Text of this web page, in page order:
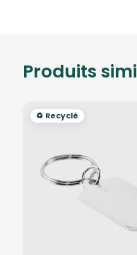
Produits
♻️ Recyclé